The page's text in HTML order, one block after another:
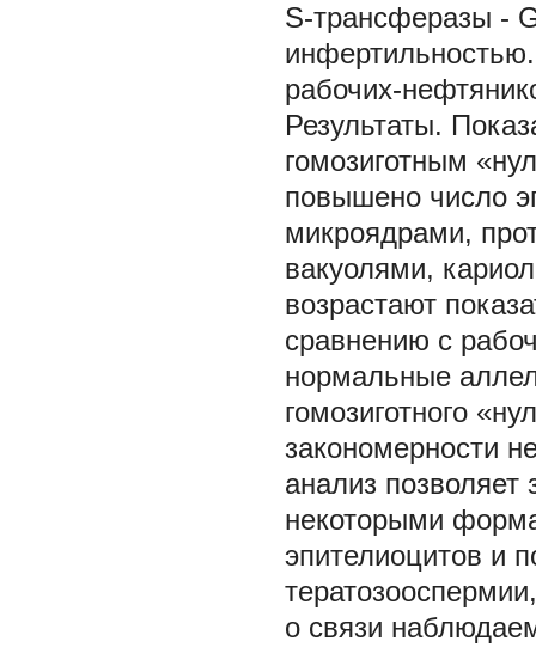
S-трансферазы -
рабочих-
Результаты.
гомозиготным
повышено число
микроядрами,
вакуолями,
возрастают
сравнению с
нормальные
гомозиготного
закономерности
анализ
некоторыми
эпителиоцитов и
о связи